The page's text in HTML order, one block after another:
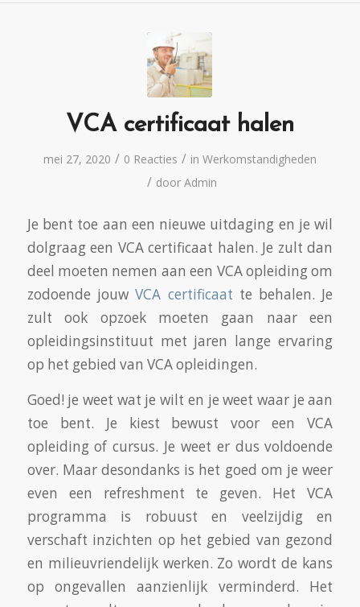
VCA certificaat halen
mei 27, 2020 / 0 Reacties / in Werkomstandigheden
/ door Admin
Je bent toe aan een nieuwe uitdaging en je wil
dolgraag een VCA certificaat halen. Je zult dan
deel moeten nemen aan een VCA opleiding om
zodoende jouwVCA certificaat te behalen. Je
zult ook opzoek moeten gaan naar een
opleidingsinstituut met jaren lange ervaring
op het gebied van VCA opleidingen.
Goed! je weet wat je wilt en je weet waar je aan
toe bent. Je kiest bewust voor een VCA
opleiding of cursus. Je weet er dus voldoende
over. Maar desondanks is het goed om je weer
even een refreshment te geven. Het VCA
programma is robuust en veelzijdig en
verschaft inzichten op het gebied van gezond
en milieuvriendelijk werken. Zo wordt de kans
op ongevallen aanzienlijk verminderd. Het